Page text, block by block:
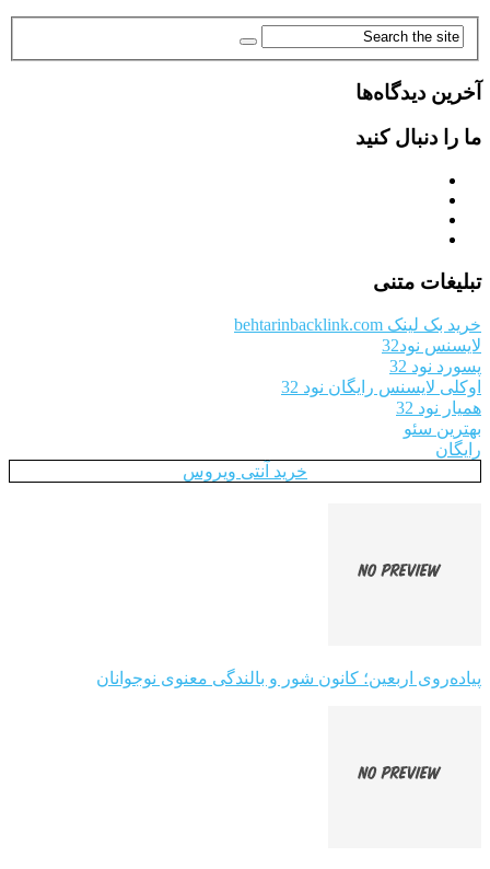
آخرین دیدگاه‌ها
ما را دنبال کنید
تبلیغات متنی
خرید بک لینک behtarinbacklink.com
لایسنس نود32
پسورد نود 32
اوکلی لایسنس رایگان نود 32
همیار نود 32
بهترین سئو
رایگان
خرید آنتی ویروس
پیاده‌روی اربعین؛ کانون شور و بالندگی معنوی نوجوانان